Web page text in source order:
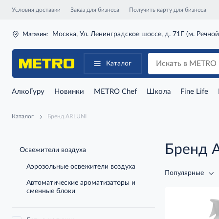
Условия доставки Заказ для бизнеса Получить карту для бизнеса
Магазин: Москва, Ул. Ленинградское шоссе, д. 71Г (м. Речной
Каталог
АлкоГуру Новинки METRO Chef Школа Fine Life
Каталог Бренд ARLUNI
Освежители воздуха
Аэрозольные освежители воздуха
Автоматические ароматизаторы и
сменные блоки
Бренд
Популярные